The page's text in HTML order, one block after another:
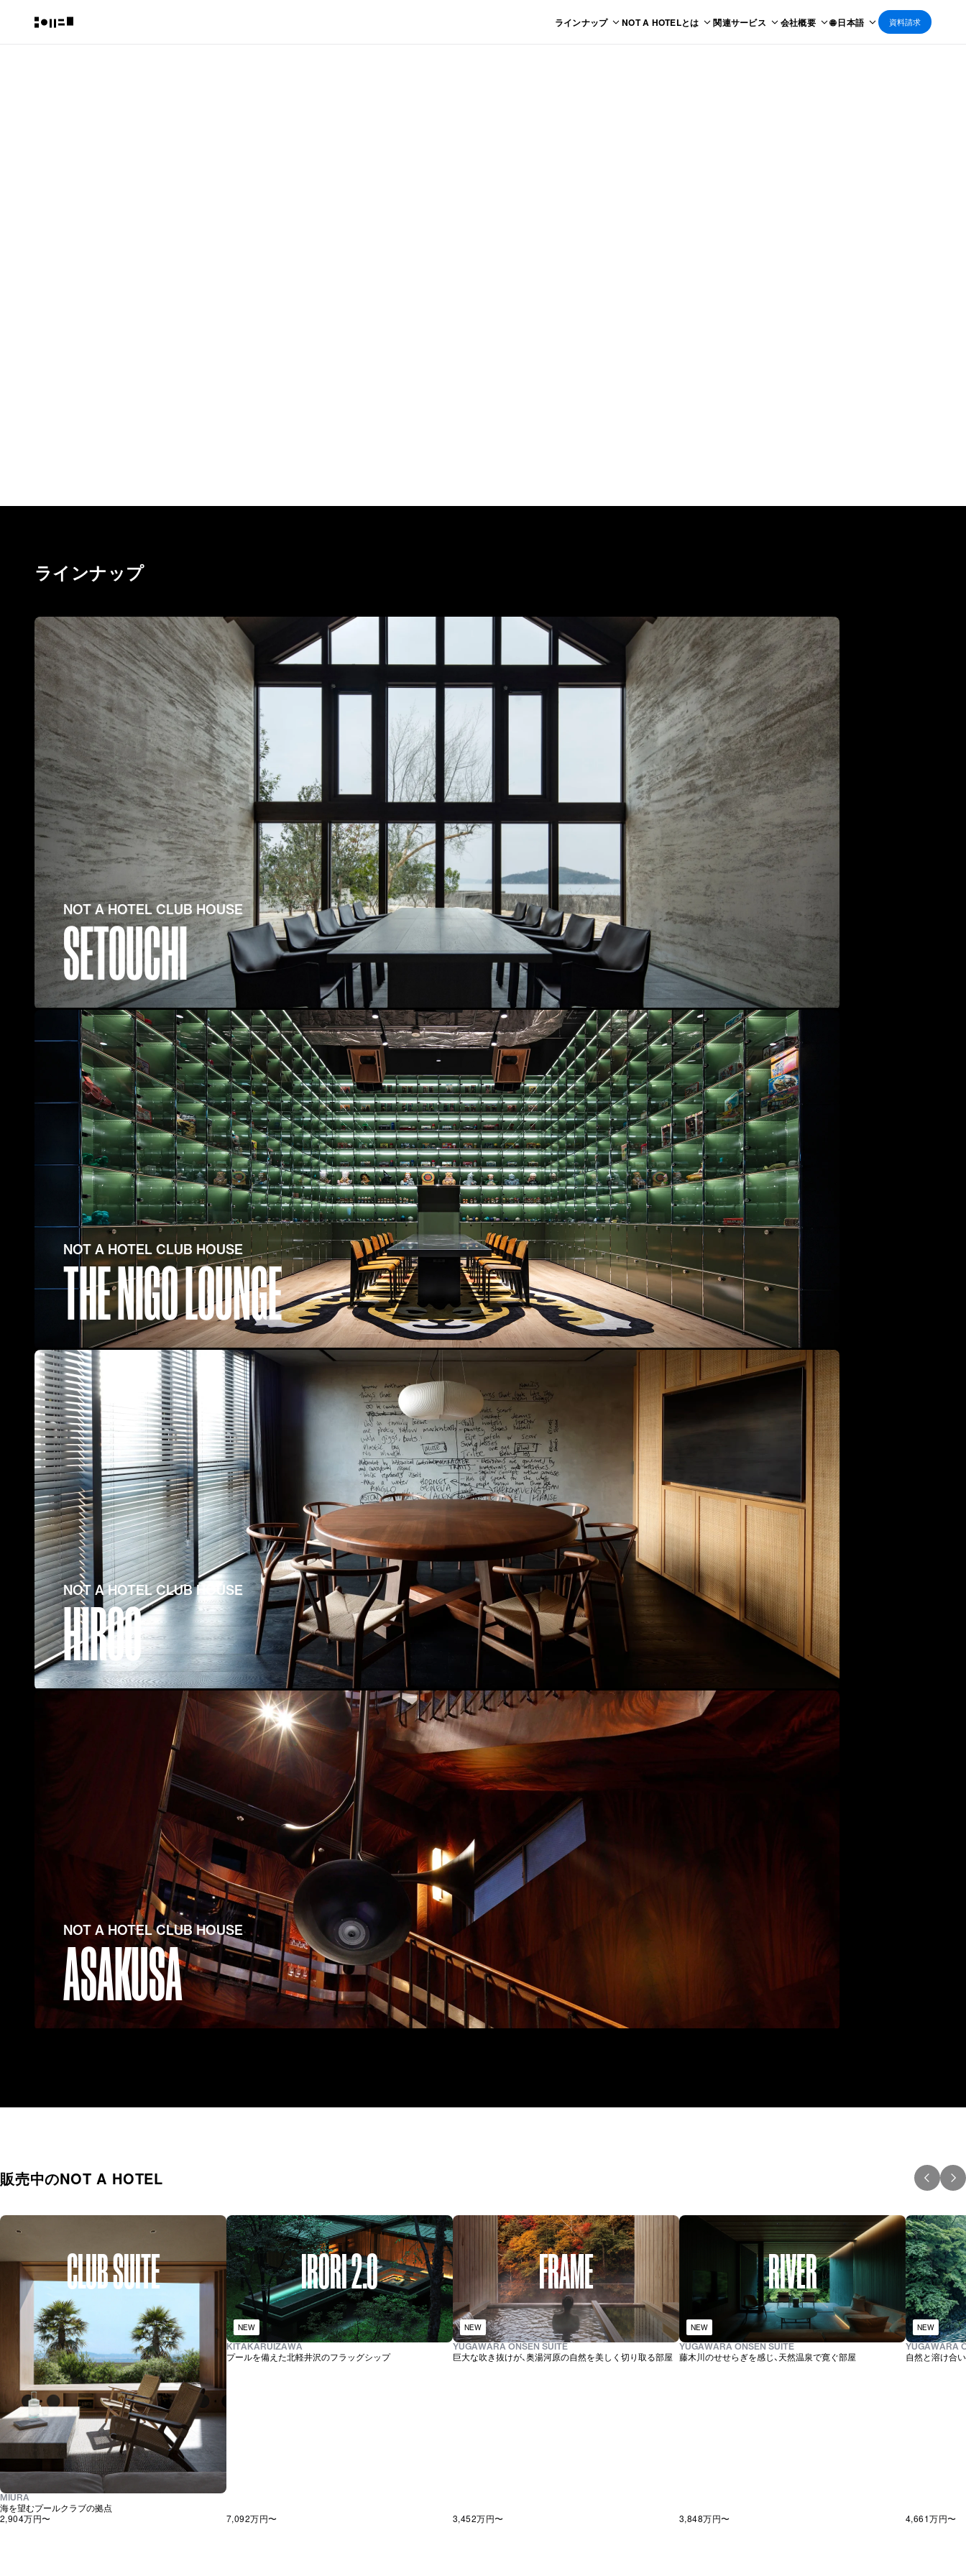
ラインナップ NOT A HOTELとは 関連サービス 会社概要 🌐 日本語 資料請求
ラインナップ
NOT A HOTEL CLUB HOUSE
SETOUCHI
NOT A HOTEL CLUB HOUSE
THE NIGO LOUNGE
NOT A HOTEL CLUB HOUSE
HIROO
NOT A HOTEL CLUB HOUSE
ASAKUSA
販売中のNOT A HOTEL
CLUB SUITE
MIURA
海を望むプールクラブの拠点
2,904万円〜
IRORI 2.0
NEW
KITAKARUIZAWA
プールを備えた北軽井沢のフラッグシップ
7,092万円〜
FRAME
NEW
YUGAWARA ONSEN SUITE
巨大な吹き抜けが、奥湯河原の自然を美しく切り取る部屋
3,452万円〜
RIVER
NEW
YUGAWARA ONSEN SUITE
藤木川のせせらぎを感じ、天然温泉で寛ぐ部屋
3,848万円〜
NEW
YUGAWARA
自然と溶け合
4,661万円〜